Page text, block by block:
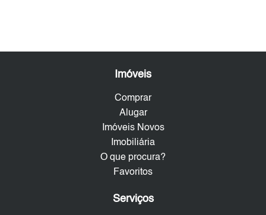
Imóveis
Comprar
Alugar
Imóveis Novos
Imobiliária
O que procura?
Favoritos
Serviços